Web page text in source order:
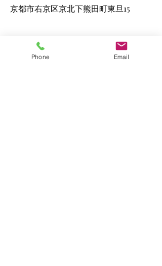
京都市右京区京北下熊田町東旦15
​お問い合わせ
Phone Email